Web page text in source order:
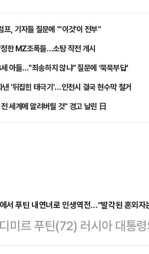
프, 기자들 질문에 "'이것'이 전부"
한 MZ조폭들…소탕 작전 개시
아들…"죄송하지 않냐" 질문에 ‘묵묵부답’
'뒤집힌 태극기'…인천시 결국 현수막 철거
세계에 알려버릴 것" 경고 날린 日
서 푸틴 내연녀로 인생역전…"발각된 혼외
미르 푸틴(72) 러시아 대통
바(21)'가 우크라이나 전쟁